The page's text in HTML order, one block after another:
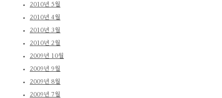
2010년 5월
2010년 4월
2010년 3월
2010년 2월
2009년 10월
2009년 9월
2009년 8월
2009년 7월